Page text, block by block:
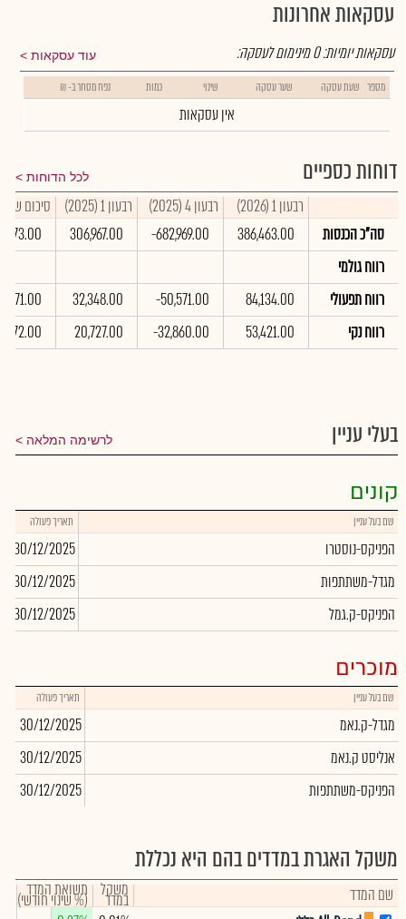
עסקאות אחרונות
עוד עסקאות עסקאות יומיות:0מינימום לעסקה:
מספר שעת עסקה שער עסקה שינוי כמות נפח מסחר ב- ₪
אין עסקאות
דוחות כספיים לכל הדוחות
רבעון 1 (2026) רבעון 4 (2025) רבעון 1 (2025)
סיכום שנתי
סה"כ הכנסות
386,463.00
-682,969.00
306,967.00
רווח גולמי
רווח תפעולי
84,134.00
-50,571.00
32,348.00
רווח נקי
53,421.00
-32,860.00
20,727.00
בעלי עניין לרשימה המלאה
קונים
שם בעל עניין תאריך פעולה
הפניקס-נוסטרו 30/12/2025
מגדל-משתתפות
30/12/2025
הפניקס-ק.גמל
30/12/2025
מוכרים
שם בעל עניין תאריך פעולה
מגדל-ק.נאמ 30/12/2025
אנליסט ק.נאמ
30/12/2025
הפניקס-משתתפות
30/12/2025
משקל האגרת במדדים בהם היא נכללת
שם המדד משקל
במדד תשואת המדד
(% שינוי חודשי)